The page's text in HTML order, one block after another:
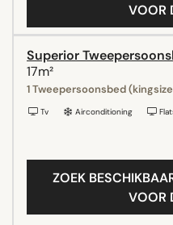
VOOR
Superior
17m²
1 Tweepersoonsbed
Tv Airconditioning
ZOEK
VOOR